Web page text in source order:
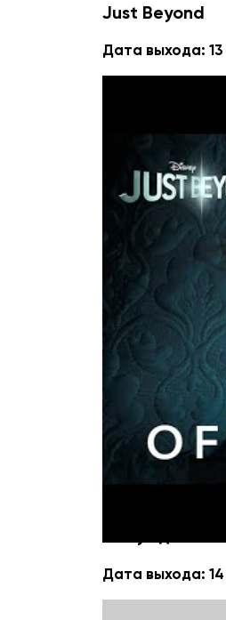
Just Beyond
Дата выхода:
Хоррор-
Стайна,
Дата выхода: